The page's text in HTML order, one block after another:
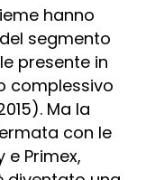
hanno
segmento
presente in
complessivo
Ma la
con le
e Primex,